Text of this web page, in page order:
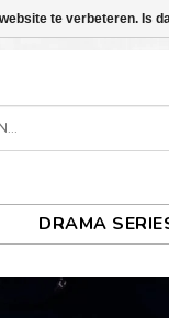
DRAMA
te verbeteren. Is